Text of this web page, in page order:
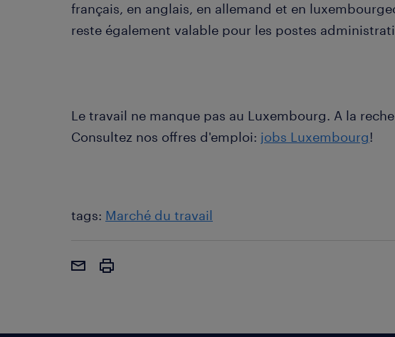
français, en anglais, en allemand et en
reste également valable pour les postes
Le travail ne manque pas au Luxembourg. A la
Consultez nos offres d'emploi: jobs Luxembourg!
tags: Marché du travail